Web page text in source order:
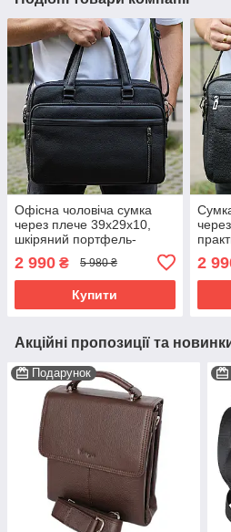
Офісна чоловіча сумка
через плече 39х29х10,
шкіряний портфель-
чорний
2 990 ₴ 5 980 ₴
Купити
2
Акційні пропозиції та
Подарунок